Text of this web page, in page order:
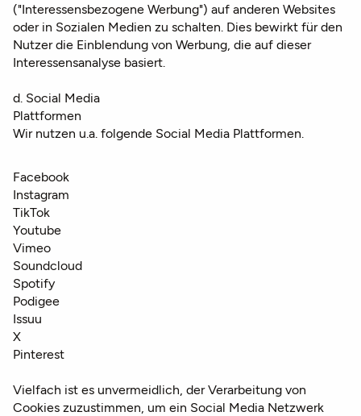
("Interessensbezogene Werbung") auf anderen Websites
oder in Sozialen Medien zu schalten. Dies bewirkt für den
Nutzer die Einblendung von Werbung, die auf dieser
Interessensanalyse basiert.
d. Social Media
Plattformen
Wir nutzen u.a. folgende Social Media Plattformen.
Facebook
Instagram
TikTok
Youtube
Vimeo
Soundcloud
Spotify
Podigee
Issuu
X
Pinterest
​​​​​Vielfach ist es unvermeidlich, der Verarbeitung von
Cookies zuzustimmen, um ein Social Media Netzwerk